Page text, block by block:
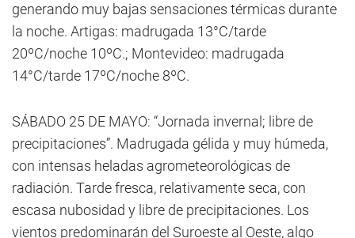
generando muy bajas sensaciones térmicas durante
la noche. Artigas: madrugada 13°C/tarde
20ºC/noche 10ºC.; Montevideo: madrugada
14°C/tarde 17ºC/noche 8ºC.
SÁBADO 25 DE MAYO: “Jornada invernal; libre de
precipitaciones”. Madrugada gélida y muy húmeda,
con intensas heladas agrometeorológicas de
radiación. Tarde fresca, relativamente seca, con
escasa nubosidad y libre de precipitaciones. Los
vientos predominarán del Suroeste al Oeste, algo